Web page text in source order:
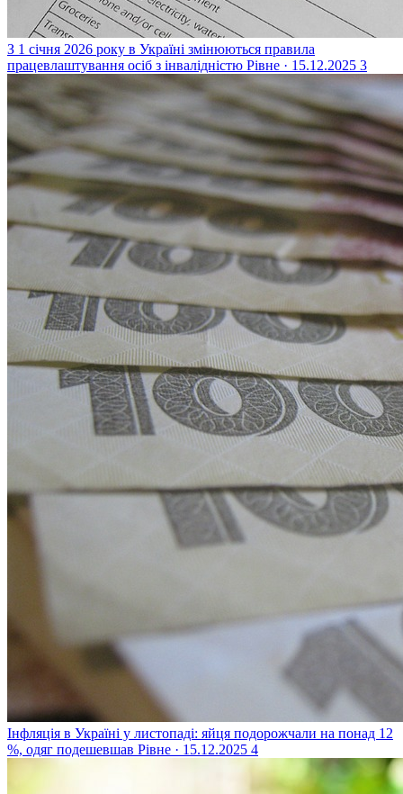
З 1 січня 2026 року в Україні змінюються правила
працевлаштування осіб з інвалідністю Рівне · 15.12.2025 3
Інфляція в Україні у листопаді: яйця подорожчали на понад 12
%, одяг подешевшав Рівне · 15.12.2025 4